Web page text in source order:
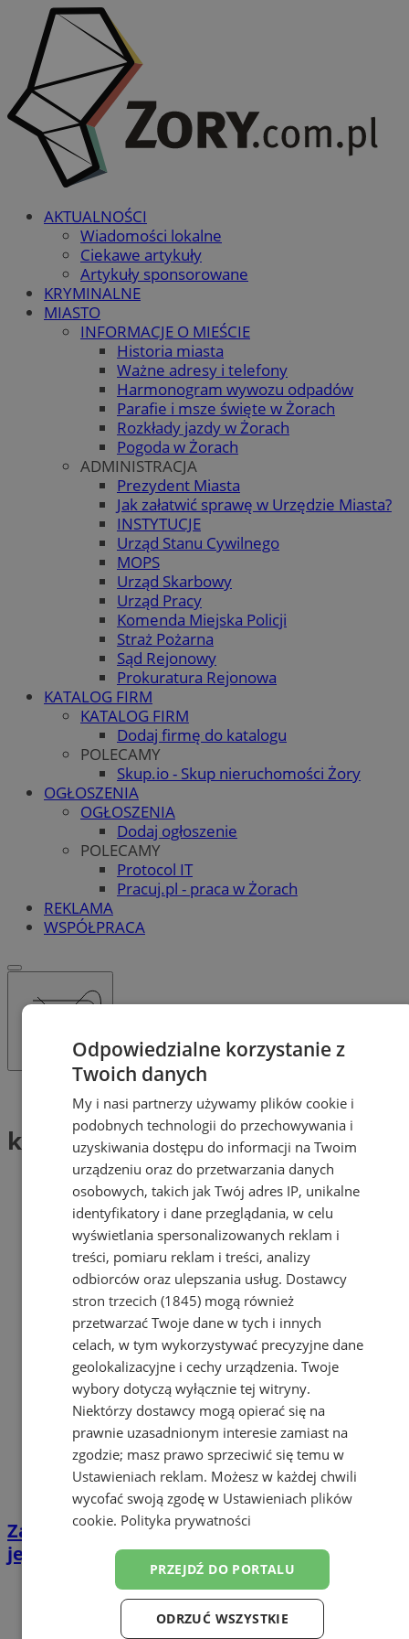
AKTUALNOŚCI
Wiadomości lokalne
Ciekawe artykuły
Artykuły sponsorowane
KRYMINALNE
MIASTO
INFORMACJE O MIEŚCIE
Historia miasta
Ważne adresy i telefony
Harmonogram wywozu odpadów
Parafie i msze święte w Żorach
Rozkłady jazdy w Żorach
Pogoda w Żorach
ADMINISTRACJA
Prezydent Miasta
Jak załatwić sprawę w Urzędzie Miasta?
INSTYTUCJE
Urząd Stanu Cywilnego
MOPS
Urząd Skarbowy
Urząd Pracy
Komenda Miejska Policji
Straż Pożarna
Sąd Rejonowy
Prokuratura Rejonowa
KATALOG FIRM
KATALOG FIRM
Dodaj firmę do katalogu
POLECAMY
Skup.io - Skup nieruchomości Żory
OGŁOSZENIA
OGŁOSZENIA
Dodaj ogłoszenie
POLECAMY
Protocol IT
Pracuj.pl - praca w Żorach
REKLAMA
WSPÓŁPRACA
Tag: kradzież telefonu
kradzież telefonu (2)
Zasnęła na dworcu w Żorach. Ktoś ukradł
jej telefon
Odpowiedzialne korzystanie z
Twoich danych
My i nasi partnerzy używamy plików cookie i
podobnych technologii do przechowywania i
uzyskiwania dostępu do informacji na Twoim
urządzeniu oraz do przetwarzania danych
osobowych, takich jak Twój adres IP, unikalne
identyfikatory i dane przeglądania, w celu
wyświetlania spersonalizowanych reklam i
treści, pomiaru reklam i treści, analizy
odbiorców oraz ulepszania usług. Dostawcy
stron trzecich (1845) mogą również
przetwarzać Twoje dane w tych i innych
celach, w tym wykorzystywać precyzyjne dane
geolokalizacyjne i cechy urządzenia. Twoje
wybory dotyczą wyłącznie tej witryny.
Niektórzy dostawcy mogą opierać się na
prawnie uzasadnionym interesie zamiast na
zgodzie; masz prawo sprzeciwić się temu w
Ustawieniach reklam. Możesz w każdej chwili
wycofać swoją zgodę w Ustawieniach plików
cookie. Polityka prywatności
PRZEJDŹ DO PORTALU
ODRZUĆ WSZYSTKIE